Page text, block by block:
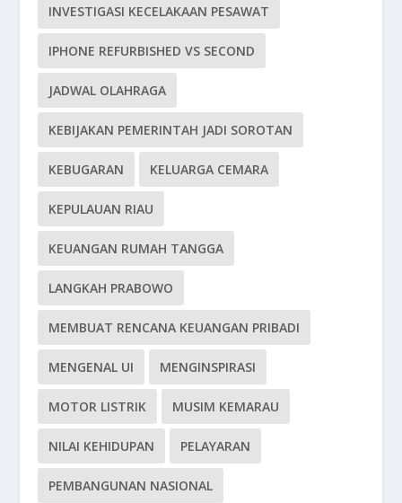
INVESTIGASI KECELAKAAN PESAWAT
IPHONE REFURBISHED VS SECOND
JADWAL OLAHRAGA
KEBIJAKAN PEMERINTAH JADI SOROTAN
KEBUGARAN KELUARGA CEMARA
KEPULAUAN RIAU
KEUANGAN RUMAH TANGGA
LANGKAH PRABOWO
MEMBUAT RENCANA KEUANGAN PRIBADI
MENGENAL UI MENGINSPIRASI
MOTOR LISTRIK MUSIM KEMARAU
NILAI KEHIDUPAN PELAYARAN
PEMBANGUNAN NASIONAL